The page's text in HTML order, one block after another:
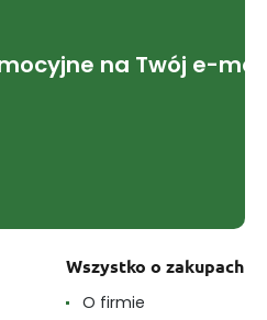
na Twój e-mail
Wszystko o zakupach
O firmie